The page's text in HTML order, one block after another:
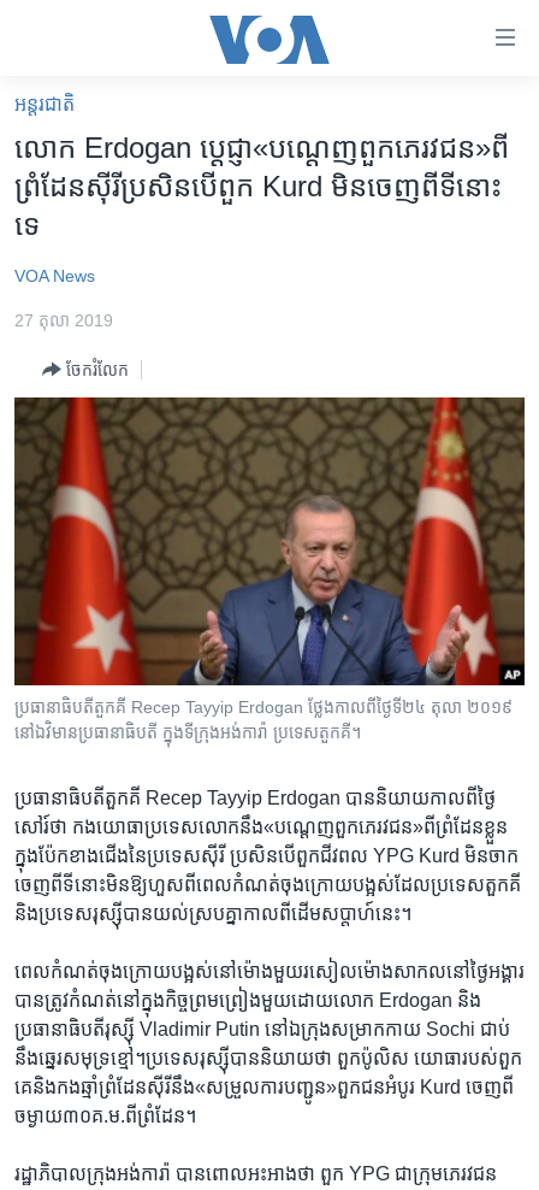
គេហទំព័រ​
ទាក់ទង
រំលង​
និង​
ចូល​
ទំព័រ​
ព័ត៌មាន​​
រំលង​
និង​
ទៅ​
ទំព័រ​
សម្ព័ន្ធ​
និង​
ចូល​
ទៅ​
កាន់​
ទំព័រ​
រក
អន្តរជាតិ
ព្រឹត្តិការណ៍ព័ត៌មាន
ទូរទស្សន៍ / វីដេអូ​
វិទ្យុ / ផតខាសថ៍
កម្មវិធីទាំងអស់
Khmer English
បណ្តាញ​សង្គម
អន្តរជាតិ
លោក​ Erdogan​​ ប្តេជ្ញា​«បណ្តេញ​ពួក​ភេរវជន»​ពី​
ព្រំដែន​ស៊ីរី​ប្រសិន​បើ​ពួក​ Kurd មិន​ចេញ​ពី​ទី​នោះ​
ទេ
VOA News
27 តុលា 2019
ចែករំលែក
ប្រធានាធិបតី​តួកគី Recep Tayyip Erdogan ថ្លែង​កាល​ពី​ថ្ងៃ​ទី​២៤ តុលា ២០១៩
នៅ​ឯ​វិមាន​ប្រធានាធិបតី ក្នុងទីក្រុង​អង់ការ៉ា ប្រទេស​តួកគី។
ប្រធានាធិបតី​តួកគី​ Recep Tayyip Erdogan​ បាន​និយាយ​កាល​ពី​ថ្ងៃ​
សៅរ៍​ថា​ កង​យោធា​ប្រទេស​លោក​នឹង​«បណ្តេញ​ពួកភេរវជន»​ពី​ព្រំដែន​ខ្លួន​
ក្នុង​ប៉ែក​ខាង​ជើង​នៃ​ប្រទេស​ស៊ីរី​ ប្រសិនបើ​ពួក​ជីវពល​ YPG Kurd ​មិន​ចាក​
ចេញពី​ទីនោះ​មិនឱ្យ​ហួស​ពី​ពេល​កំណត់​ចុង​ក្រោយ​បង្អស់​ដែលប្រទេស​តួកគី​
និង​ប្រទេស​រុស្ស៊ី​បាន​យល់​ស្រប​គ្នា​កាល​ពី​ដើម​សប្តាហ៍​នេះ។
ពេល​កំណត់​ចុង​ក្រោយ​បង្អស់​នៅ​ម៉ោង​មួយ​រសៀល​ម៉ោង​សាកល​នៅ​ថ្ងៃ​អង្គារ​
បាន​ត្រូវ​កំណត់​នៅ​ក្នុង​កិច្ច​ព្រម​ព្រៀង​មួយ​ដោយ​លោក ​Erdogan​ និង​
ប្រធានាធិបតីរុស្ស៊ី Vladimir Putin នៅ​ឯក្រុង​សម្រាក​កាយ Sochi ជាប់
នឹង​ឆ្នេរ​សមុទ្រ​ខ្មៅ។ប្រទេស​រុស្ស៊ី​បាន​និយាយ​ថា ​ពួកប៉ូលិស​ យោធា​របស់​ពួក​
គេ​និង​កងឆ្មាំ​ព្រំដែន​ស៊ីរី​នឹង​«សម្រួល​ការបញ្ជូន»​ពួក​ជន​អំបូរ​ Kurd​ ចេញ​ពី​
ចម្ងាយ​៣០គ.ម.​ពី​ព្រំដែន។
រដ្ឋាភិបាល​ក្រុងអង់ការ៉ា​ បាន​ពោល​អះអាង​ថា ​ពួក YPG ​ជា​ក្រុម​ភេរវជន​